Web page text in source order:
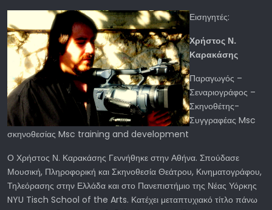
Εισηγητές:
Χρήστος Ν.
Καρακάσης
Παραγωγός –
Σεναριογράφος –
Σκηνοθέτης-
Συγγραφέας Msc
σκηνοθεσίας Msc training and development
Ο Χρήστος Ν. Καρακάσης Γεννήθηκε στην Αθήνα. Σπούδασε
Μουσική, Πληροφορική και Σκηνοθεσία Θεάτρου, Κινηματογράφου,
Τηλεόρασης στην Ελλάδα και στο Πανεπιστήμιο της Νέας Υόρκης
NYU Tisch School of the Arts. Κατέχει μεταπτυχιακό τίτλο πάνω